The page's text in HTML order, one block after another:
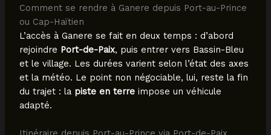
Comment se rendre à Ganere depuis Port-au-Prince
ou Cap-Haïtien
L’accès à Ganere se fait en deux temps : d’abord
rejoindre Port-de-Paix, puis entrer vers Bassin-Bleu
et le village. Les durées varient selon l’état des axes
et la météo. Le point non négociable, lui, reste la fin
du trajet : la piste en terreimpose un véhicule
adapté.